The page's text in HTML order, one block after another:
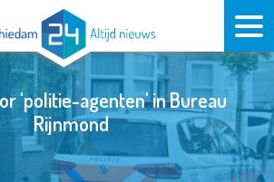
'politie-agenten' in Bureau
Rijnmond